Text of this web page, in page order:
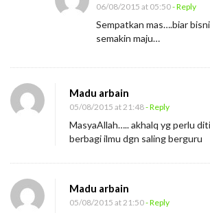
06/08/2015 at 05:50- Reply
Sempatkan mas….biar
semakin maju…
Madu arbain
05/08/2015 at 21:48- Reply
MasyaAllah….. akhalq yg perlu
berbagi ilmu dgn saling berguru
Madu arbain
05/08/2015 at 21:50- Reply